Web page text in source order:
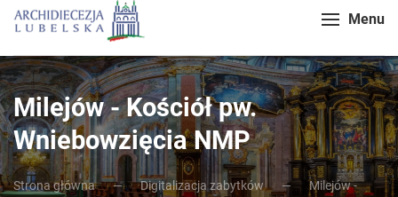
Menu
Milejów - Kościół pw.
Wniebowzięcia NMP
Strona główna Digitalizacja zabytków
Milejów -